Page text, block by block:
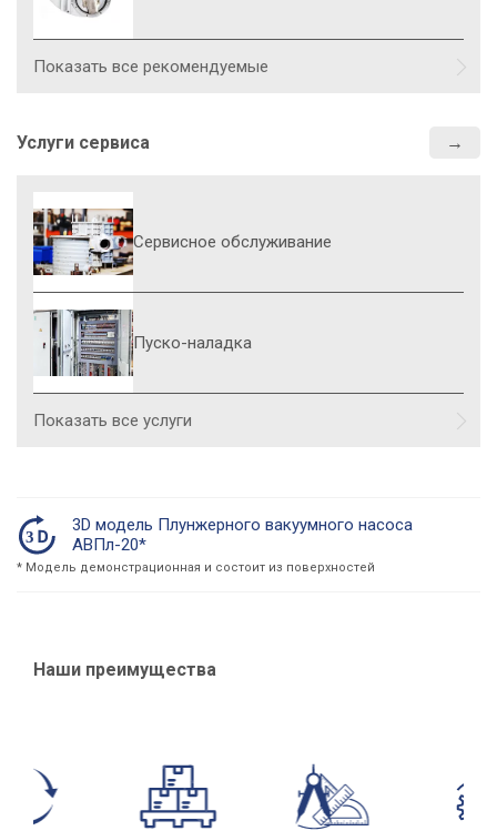
Показать все рекомендуемые
Услуги сервиса
Сервисное обслуживание
Пуско-наладка
Показать все услуги
3D модель Плунжерного вакуумного насоса
АВПл-20*
* Модель демонстрационная и состоит из поверхностей
Наши преимущества